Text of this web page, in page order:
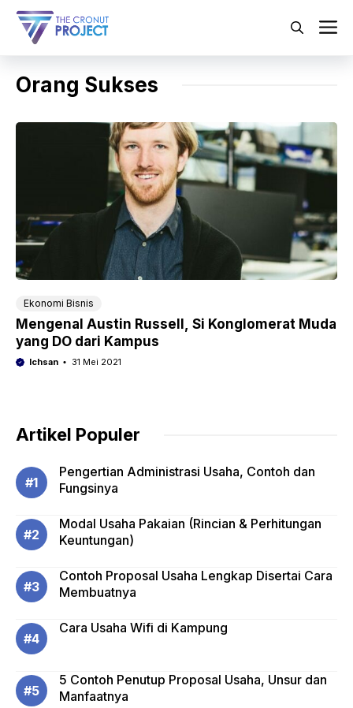
Langsung
Orang Sukses
Ekonomi Bisnis
Mengenal Austin Russell, Si Konglomerat Muda
yang DO dari Kampus
Ichsan 31 Mei 2021
Artikel Populer
Pengertian Administrasi Usaha, Contoh dan
Fungsinya
Modal Usaha Pakaian (Rincian & Perhitungan
Keuntungan)
Contoh Proposal Usaha Lengkap Disertai Cara
Membuatnya
Cara Usaha Wifi di Kampung
5 Contoh Penutup Proposal Usaha, Unsur dan
Manfaatnya